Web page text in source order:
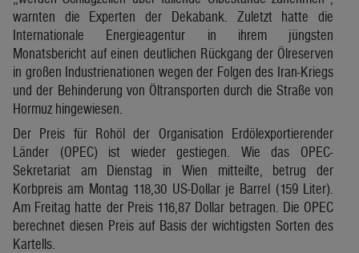
warnten die Experten der Dekabank. Zuletzt hatte die
Internationale Energieagentur in ihrem jüngsten
Monatsbericht auf einen deutlichen Rückgang der Ölreserven
in großen Industrienationen wegen der Folgen des Iran-Kriegs
und der Behinderung von Öltransporten durch die Straße von
Hormuz hingewiesen.
Der Preis für Rohöl der Organisation Erdölexportierender
Länder (OPEC) ist wieder gestiegen. Wie das OPEC-
Sekretariat am Dienstag in Wien mitteilte, betrug der
Korbpreis am Montag 118,30 US-Dollar je Barrel (159 Liter).
Am Freitag hatte der Preis 116,87 Dollar betragen. Die OPEC
berechnet diesen Preis auf Basis der wichtigsten Sorten des
Kartells.